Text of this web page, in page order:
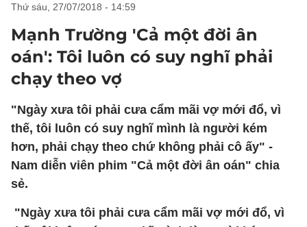
thứ sáu, 27/07/2018 - 14:59
Mạnh Trường 'Cả một đời ân
oán': Tôi luôn có suy nghĩ phải
chạy theo vợ
"Ngày xưa tôi phải cưa cẩm mãi vợ mới đổ, vì
thế, tôi luôn có suy nghĩ mình là người kém
hơn, phải chạy theo chứ không phải cô ấy" -
Nam diễn viên phim "Cả một đời ân oán" chia
sẻ.
"Ngày xưa tôi phải cưa cẩm mãi vợ mới đổ, vì